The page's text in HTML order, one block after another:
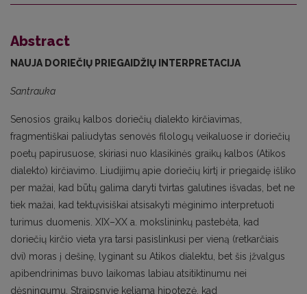
Abstract
NAUJA DORIEČIŲ PRIEGAIDŽIŲ INTERPRETACIJA
Santrauka
Senosios graikų kalbos doriečių dialekto kirčiavimas,
fragmentiškai paliudytas senovės filologų veikaluose ir doriečių
poetų papirusuose, skiriasi nuo klasikinės graikų kalbos (Atikos
dialekto) kirčiavimo. Liudijimų apie doriečių kirtį ir priegaidę išliko
per mažai, kad būtų galima daryti tvirtas galutines išvadas, bet ne
tiek mažai, kad tektųvisiškai atsisakyti mėginimo interpretuoti
turimus duomenis. XIX–XX a. mokslininkų pastebėta, kad
doriečių kirčio vieta yra tarsi pasislinkusi per vieną (retkarčiais
dvi) moras į dešinę, lyginant su Atikos dialektu, bet šis įžvalgus
apibendrinimas buvo laikomas labiau atsitiktinumu nei
dėsningumu. Straipsnyje keliama hipotezė, kad